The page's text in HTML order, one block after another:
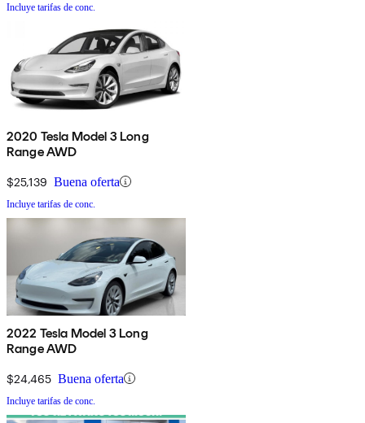
Incluye tarifas de conc.
2020 Tesla Model 3 Long
Range AWD
$25,139 Buena oferta
Incluye tarifas de conc.
2022 Tesla Model 3 Long
Range AWD
$24,465 Buena oferta
Incluye tarifas de conc.